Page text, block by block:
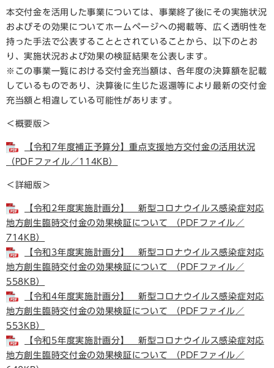
本交付金を活用した事業については、事業終了後にその実施状況
およびその効果についてホームページへの掲載等、広く透明性を
持った手法で公表することとされていることから、以下のとお
り、実施状況および効果の検証結果を公表します。
※この事業一覧における交付金充当額は、各年度の決算額を記載
しているものであり、決算後に生じた返還等により最新の交付金
充当額と相違している可能性があります。
＜概要版＞
【令和7年度補正予算分】重点支援地方交付金の活用状況
（PDFファイル／114KB）
＜詳細版＞
【令和2年度実施計画分】 新型コロナウイルス感染症対応
地方創生臨時交付金の効果検証について （PDFファイル／
714KB）
【令和3年度実施計画分】 新型コロナウイルス感染症対応
地方創生臨時交付金の効果検証について （PDFファイル／
558KB）
【令和4年度実施計画分】 新型コロナウイルス感染症対応
地方創生臨時交付金の効果検証について （PDFファイル／
553KB）
【令和5年度実施計画分】 新型コロナウイルス感染症対応
地方創生臨時交付金の効果検証について （PDFファイル／